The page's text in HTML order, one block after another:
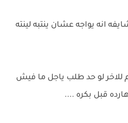
انه يواجه عشان ينتبه لينته
للاخر لو حد طلب ياجل ما فيش
قبل بكره ....